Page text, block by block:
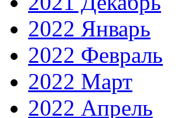
2022 Январь
2022 Февраль
2022 Март
2022 Апрель